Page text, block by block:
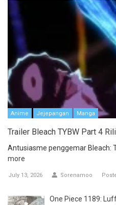
Anime Jejepangan Manga
Trailer Bleach TYBW Part 4
Antusiasme penggemar Bleach:
more
July 13, 2026 Sorenamoo
One Piece 1189: